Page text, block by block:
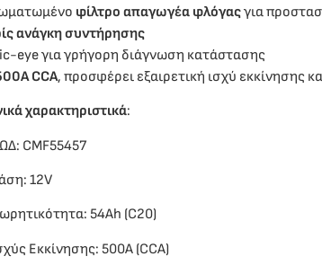
φίλτρο απαγωγέα φλόγαςγια
ανάγκη συντήρησης
eye για γρήγορη διάγνωση κατάστασης
CCA, προσφέρει εξαιρετική ισχύ εκκίνησης
χαρακτηριστικά:
CMF55457
12V
54Ah (C20)
Εκκίνησης: 500A (CCA)